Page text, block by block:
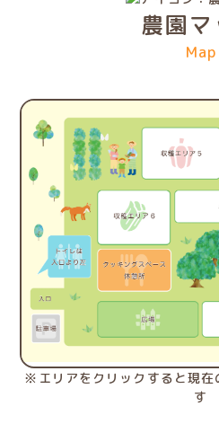
農園
Map
※エリアをクリックすると現在
す